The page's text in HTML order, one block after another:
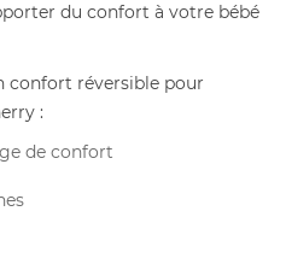
du confort à votre bébé
confort réversible pour
:
de confort